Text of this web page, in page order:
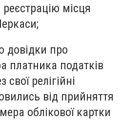
реєстрацію місця
довідки про
платника податків
свої релігійні
від прийняття
облікової картки